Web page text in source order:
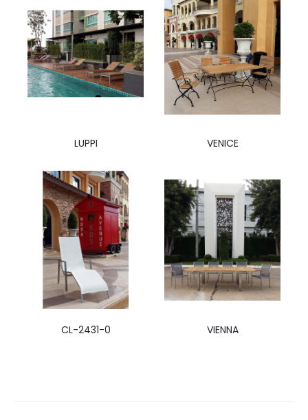
LUPPI VENICE
CL-2431-0 VIENNA